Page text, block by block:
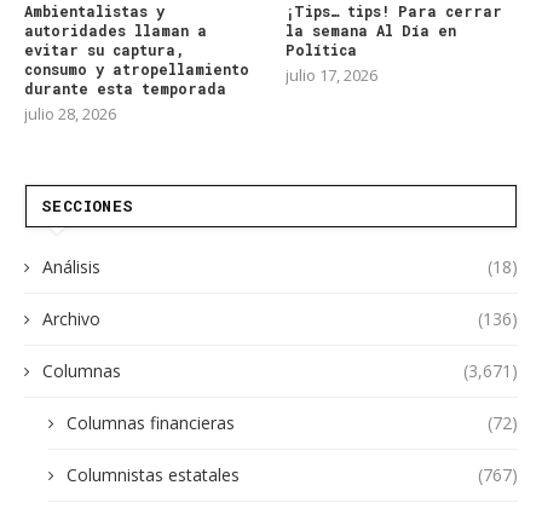
Ambientalistas y
autoridades llaman a
evitar su captura,
consumo y atropellamiento
durante esta temporada
julio 28, 2026
¡Tips… tips! Para cerrar
la semana Al Día en
Política
julio 17, 2026
SECCIONES
Análisis (18)
Archivo (136)
Columnas (3,671)
Columnas financieras (72)
Columnistas estatales (767)